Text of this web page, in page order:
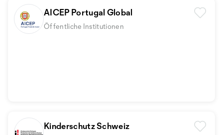
AICEP Portugal Global
Öffentliche Institutionen
Kinderschutz Schweiz